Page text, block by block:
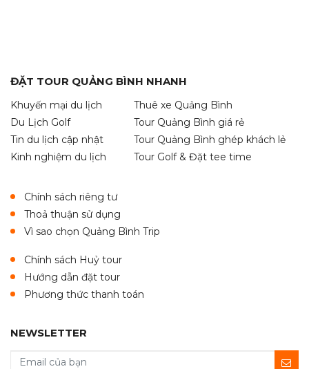
ĐẶT TOUR QUẢNG BÌNH NHANH
Khuyến mại du lịch
Du Lịch Golf
Tin du lịch cập nhật
Kinh nghiệm du lịch
Thuê xe Quảng Bình
Tour Quảng Bình giá rẻ
Tour Quảng Bình ghép khách lẻ
Tour Golf & Đặt tee time
Chính sách riêng tư
Thoả thuận sử dụng
Vì sao chọn Quảng Bình Trip
Chính sách Huỷ tour
Hướng dẫn đặt tour
Phương thức thanh toán
NEWSLETTER